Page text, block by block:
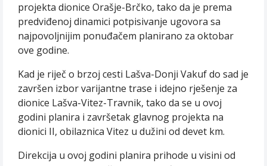
projekta dionice Orašje-Brčko, tako da je prema
predviđenoj dinamici potpisivanje ugovora sa
najpovoljnijim ponuđačem planirano za oktobar
ove godine.
Kad je riječ o brzoj cesti Lašva-Donji Vakuf do sad je
završen izbor varijantne trase i idejno rješenje za
dionice Lašva-Vitez-Travnik, tako da se u ovoj
godini planira i završetak glavnog projekta na
dionici II, obilaznica Vitez u dužini od devet km.
Direkcija u ovoj godini planira prihode u visini od